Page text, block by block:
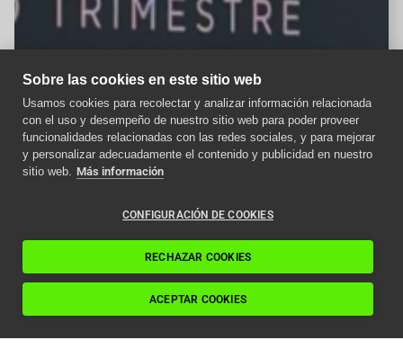
Sobre las cookies en este sitio web
Usamos cookies para recolectar y analizar información relacionada
con el uso y desempeño de nuestro sitio web para poder proveer
funcionalidades relacionadas con las redes sociales, y para mejorar
y personalizar adecuadamente el contenido y publicidad en nuestro
sitio web. Más información
CONFIGURACIÓN DE COOKIES
RECHAZAR COOKIES
ACEPTAR COOKIES
Aviso importante
Como afecta la nueva
ascensores en 2024
Leer artículo